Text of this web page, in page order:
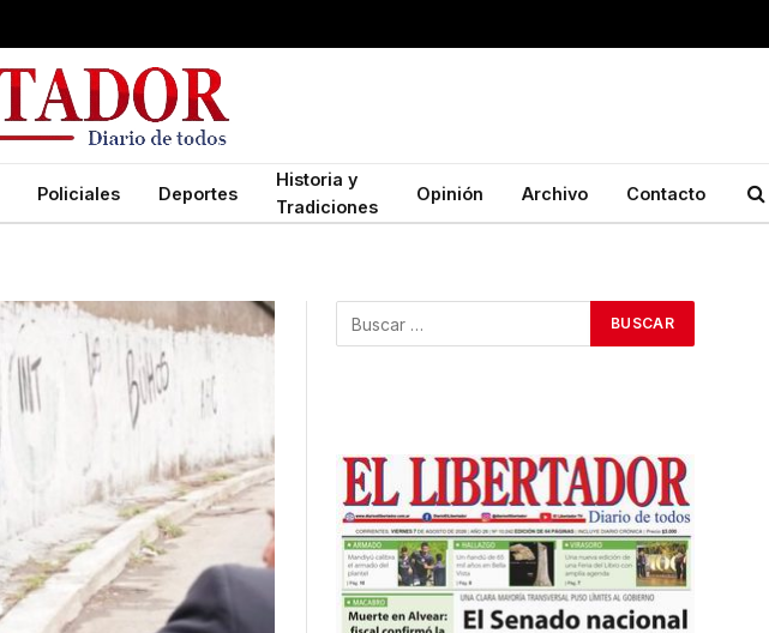
Policiales Deportes
Historia y
Tradiciones
Opinión Archivo Contacto